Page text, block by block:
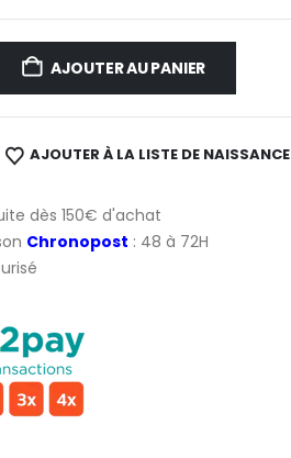
AJOUTER AU PANIER
AJOUTER À LA LISTE DE NAISSANCE
dès 150€ d'achat
Chronopost : 48 à 72H